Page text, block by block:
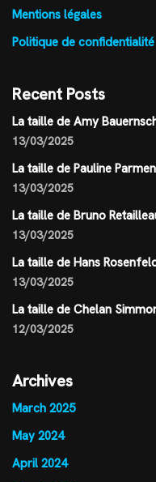
Mentions légales
Politique de confidentialité
Recent Posts
La taille de Amy
13/03/2025
La taille de Pauline
13/03/2025
La taille de Bruno
13/03/2025
La taille de Hans
13/03/2025
La taille de Chelan
12/03/2025
Archives
March 2025
May 2024
April 2024